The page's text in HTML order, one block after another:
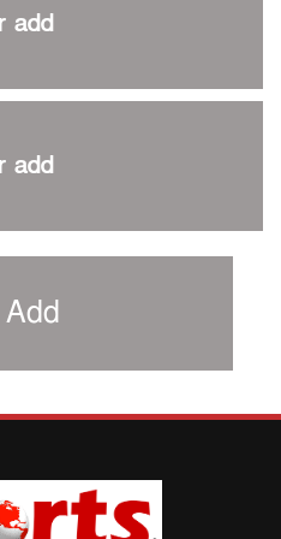
বাংলাদেশের
সংগঠক
পথে আফঈদারা
পিএসজি
খেলাধুলা বাধ্যতামূলক করা হবে:
বাংলাদেশের প্রস্তুতি নিয়ে
add
add